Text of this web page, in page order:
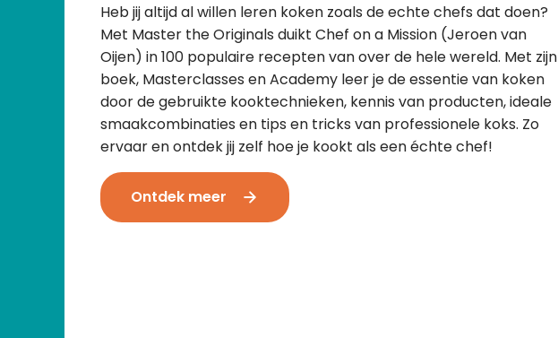
Heb jij altijd al willen leren koken zoals de echte chefs dat doen?
Met Master the Originals duikt Chef on a Mission (Jeroen van
Oijen) in 100 populaire recepten van over de hele wereld. Met zijn
boek, Masterclasses en Academy leer je de essentie van koken
door de gebruikte kooktechnieken, kennis van producten, ideale
smaakcombinaties en tips en tricks van professionele koks. Zo
ervaar en ontdek jij zelf hoe je kookt als een échte chef!
Ontdek meer